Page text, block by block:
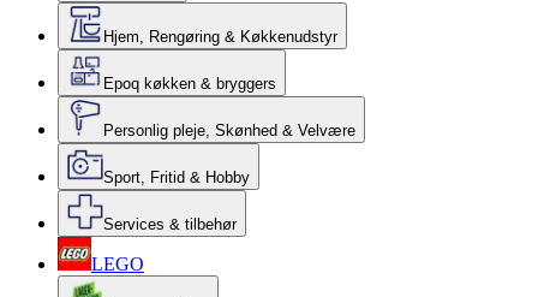
Hjem, Rengøring & Køkkenudstyr
Epoq køkken & bryggers
Personlig pleje, Skønhed & Velvære
Sport, Fritid & Hobby
Services & tilbehør
LEGO